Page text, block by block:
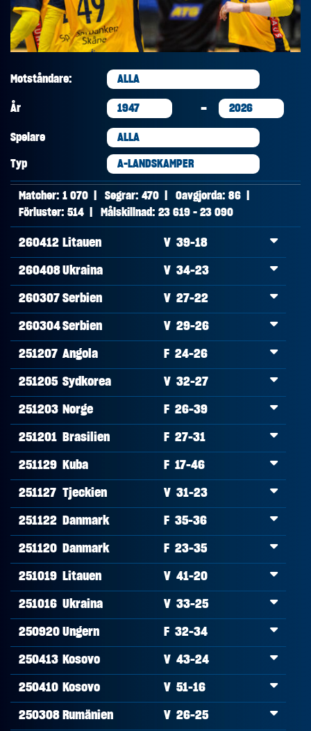
Motståndare:
År -
Spelare
Typ
Matcher: 1 070 Segrar: 470 Oavgjorda: 86
Förluster: 514 Målskillnad: 23 619 - 23 090
260412 Litauen V 39-18
260408Ukraina V 34-23
260307 Serbien V 27-22
260304Serbien V 29-26
251207 Angola F 24-26
251205 Sydkorea V 32-27
251203 Norge F 26-39
251201 Brasilien F 27-31
251129 Kuba F 17-46
251127 Tjeckien V 31-23
251122 Danmark F 35-36
251120 Danmark F 23-35
251019 Litauen V 41-20
251016 Ukraina V 33-25
250920 Ungern F 32-34
250413 Kosovo V 43-24
250410 Kosovo V 51-16
250308 Rumänien V 26-25